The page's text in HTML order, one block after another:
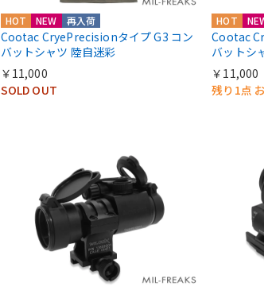
HOT NEW 再入荷
Cootac CryePrecisionタイプ G3 コン
バットシャツ 陸自迷彩
￥11,000
SOLD OUT
HOT
Cootac
バットシ
￥11,000
残り1点